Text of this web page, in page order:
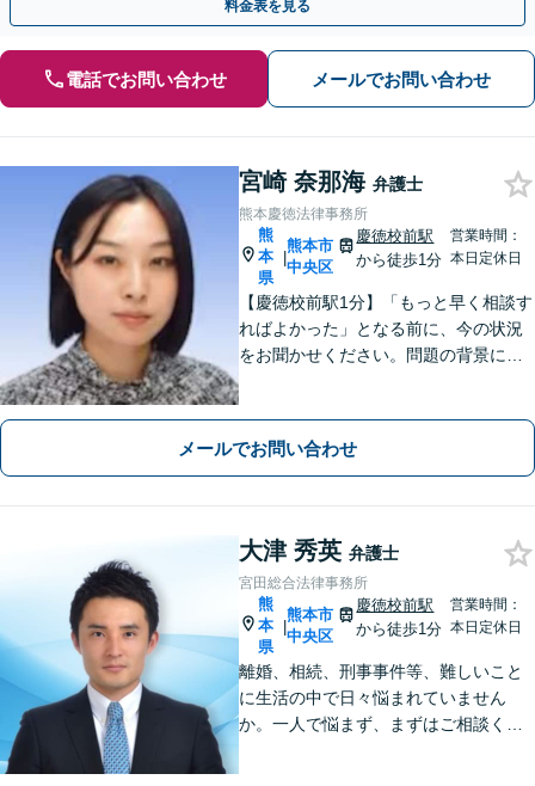
料金表を見る
電話でお問い合わせ メールでお問い合わせ
宮崎 奈那海 弁護士
熊本慶徳法律事務所
熊
本
県
|
熊本市
中央区
慶徳校前駅
から徒歩1分
営業時間：
本日定休日
【慶徳校前駅1分】「もっと早く相談す
ればよかった」となる前に、今の状況
をお聞かせください。問題の背景にも
メールでお問い合わせ
大津 秀英 弁護士
宮田総合法律事務所
熊
本
県
|
熊本市
中央区
慶徳校前駅
から徒歩1分
営業時間：
本日定休日
離婚、相続、刑事事件等、難しいこと
に生活の中で日々悩まれていません
か。一人で悩まず、まずはご相談くだ